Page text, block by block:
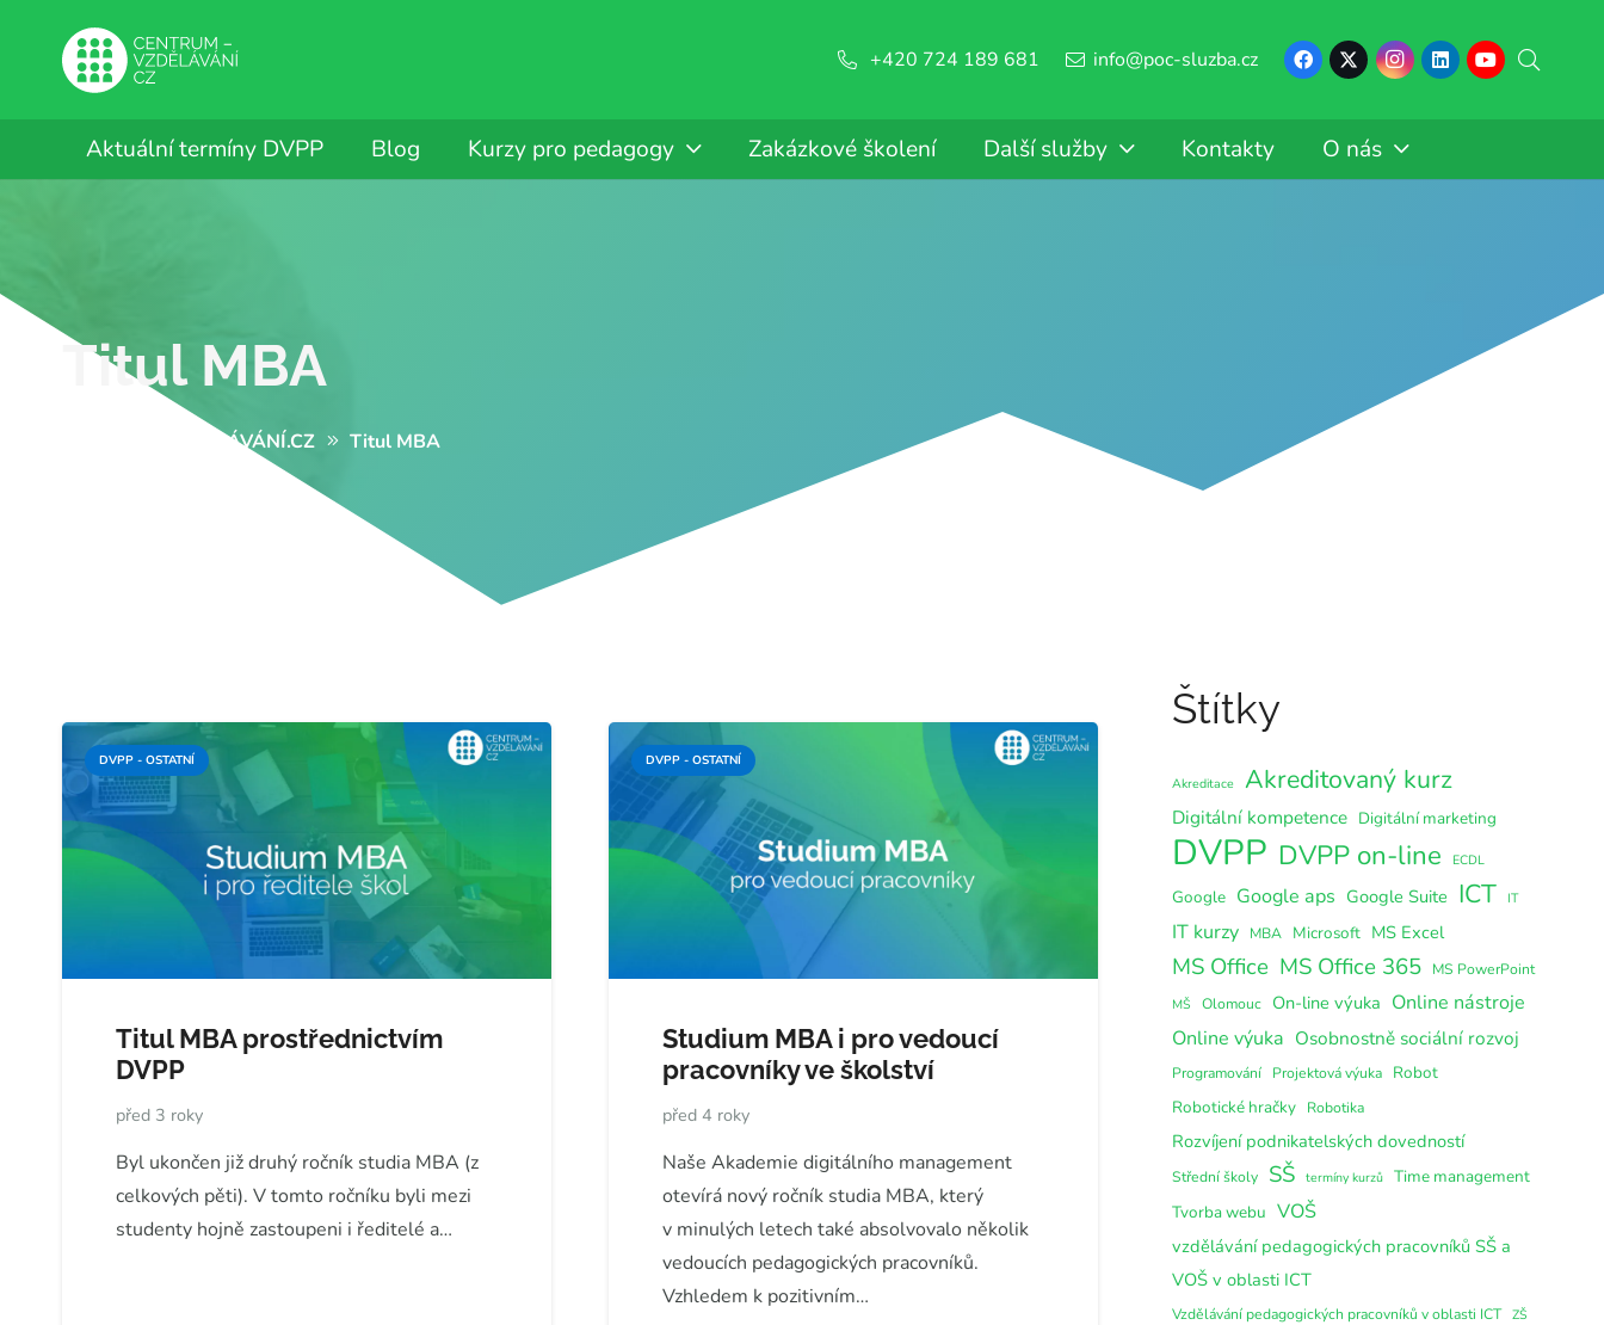
+420 724 189 681 info@poc-sluzba.cz
Aktuální termíny DVPP Blog Kurzy pro pedagogy Zakázkové školení Další služby Kontakty O nás
Titul MBA
CENTRUM-VZDĚLÁVÁNÍ.CZ Titul MBA
DVPP - OSTATNÍ
Titul MBA prostřednictvím
DVPP
před 3 roky
Byl ukončen již druhý ročník studia MBA (z
celkových pěti). V tomto ročníku byli mezi
studenty hojně zastoupeni i ředitelé a…
DVPP - OSTATNÍ
Studium MBA i pro vedoucí
pracovníky ve školství
před 4 roky
Naše Akademie digitálního management
otevírá nový ročník studia MBA, který
v minulých letech také absolvovalo několik
vedoucích pedagogických pracovníků.
Vzhledem k pozitivním…
Štítky
Akreditace Akreditovaný kurz
Digitální kompetence Digitální marketing
DVPP DVPP on-line ECDL
Google Google aps Google Suite ICT IT
IT kurzy MBA Microsoft MS Excel
MS Office MS Office 365 MS PowerPoint
MŠ Olomouc On-line výuka Online nástroje
Online výuka Osobnostně sociální rozvoj
Programování Projektová výuka
Robot
Robotické hračky
Robotika
Rozvíjení podnikatelských dovedností
Střední školy SŠ termíny kurzů Time management
Tvorba webu VOŠ
vzdělávání pedagogických pracovníků SŠ a
VOŠ v oblasti ICT
Vzdělávání pedagogických pracovníků v oblasti ICT ZŠ